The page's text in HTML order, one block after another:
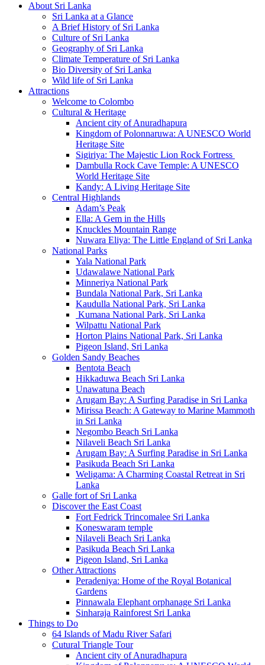
About Sri Lanka
Sri Lanka at a Glance
A Brief History of Sri Lanka
Culture of Sri Lanka
Geography of Sri Lanka
Climate Temperature of Sri Lanka
Bio Diversity of Sri Lanka
Wild life of Sri Lanka
Attractions
Welcome to Colombo
Cultural & Heritage
Ancient city of Anuradhapura
Kingdom of Polonnaruwa: A UNESCO World
Heritage Site
Sigiriya: The Majestic Lion Rock Fortress
Dambulla Rock Cave Temple: A UNESCO
World Heritage Site
Kandy: A Living Heritage Site
Central Highlands
Adam’s Peak
Ella: A Gem in the Hills
Knuckles Mountain Range
Nuwara Eliya: The Little England of Sri Lanka
National Parks
Yala National Park
Udawalawe National Park
Minneriya National Park
Bundala National Park, Sri Lanka
Kaudulla National Park, Sri Lanka
Kumana National Park, Sri Lanka
Wilpattu National Park
Horton Plains National Park, Sri Lanka
Pigeon Island, Sri Lanka
Golden Sandy Beaches
Bentota Beach
Hikkaduwa Beach Sri Lanka
Unawatuna Beach
Arugam Bay: A Surfing Paradise in Sri Lanka
Mirissa Beach: A Gateway to Marine Mammoth
in Sri Lanka
Negombo Beach Sri Lanka
Nilaveli Beach Sri Lanka
Arugam Bay: A Surfing Paradise in Sri Lanka
Pasikuda Beach Sri Lanka
Weligama: A Charming Coastal Retreat in Sri
Lanka
Galle fort of Sri Lanka
Discover the East Coast
Fort Fedrick Trincomalee Sri Lanka
Koneswaram temple
Nilaveli Beach Sri Lanka
Pasikuda Beach Sri Lanka
Pigeon Island, Sri Lanka
Other Attractions
Peradeniya: Home of the Royal Botanical
Gardens
Pinnawala Elephant orphanage Sri Lanka
Sinharaja Rainforest Sri Lanka
Things to Do
64 Islands of Madu River Safari
Cutural Triangle Tour
Ancient city of Anuradhapura